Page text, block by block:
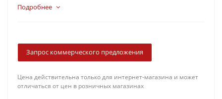
изопропиловый спирт и ацетон.
Подробнее
Запрос коммерческого предложения
Цена действительна только для интернет-магазина и может
отличаться от цен в розничных магазинах